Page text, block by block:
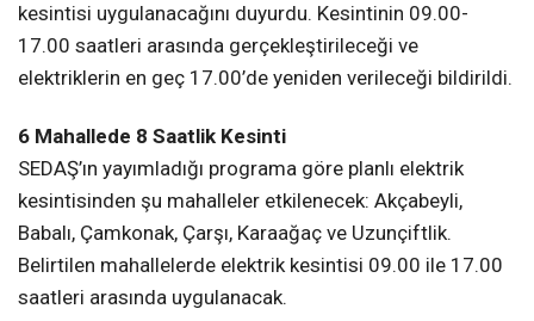
kesintisi uygulanacağını duyurdu. Kesintinin 09.00-
17.00 saatleri arasında gerçekleştirileceği ve
elektriklerin en geç 17.00’de yeniden verileceği bildirildi.
6 Mahallede 8 Saatlik Kesinti
SEDAŞ’ın yayımladığı programa göre planlı elektrik
kesintisinden şu mahalleler etkilenecek: Akçabeyli,
Babalı, Çamkonak, Çarşı, Karaağaç ve Uzunçiftlik.
Belirtilen mahallelerde elektrik kesintisi 09.00 ile 17.00
saatleri arasında uygulanacak.